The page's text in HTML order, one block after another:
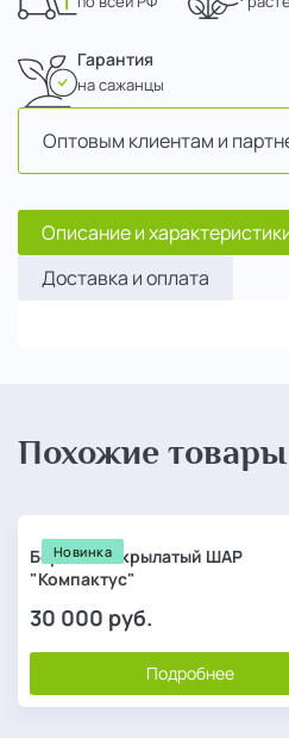
Гарантия
на сажанцы
Оптовым клиентам и
Описание и
Доставка и оплата
Похожие товары
Новинка
Бересклет крылатый ШАР
"Компактус"
30 000 руб.
Подробнее